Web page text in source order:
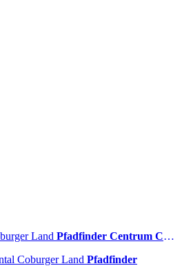
Land Pfadfinder Centrum Callenberg
Coburger Land Pfadfinder